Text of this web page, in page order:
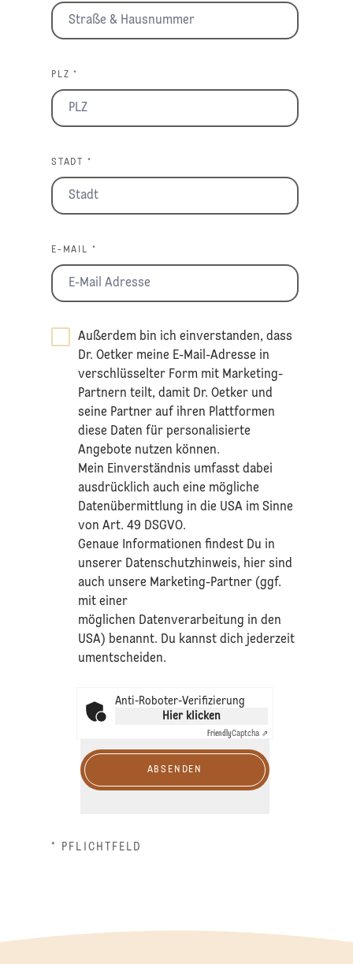
PLZ *
STADT *
E-MAIL *
Außerdem bin ich einverstanden, dass
Dr. Oetker meine E-Mail-Adresse in
verschlüsselter Form mit Marketing-
Partnern teilt, damit Dr. Oetker und
seine Partner auf ihren Plattformen
diese Daten für personalisierte
Angebote nutzen können.
Mein Einverständnis umfasst dabei
ausdrücklich auch eine mögliche
Datenübermittlung in die USA im Sinne
von Art. 49 DSGVO.​
​Genaue Informationen findest Du in
unserer Datenschutzhinweis, hier sind
auch unsere Marketing-Partner (ggf.
mit einer
möglichen Datenverarbeitung in den
USA) benannt. Du kannst dich jederzeit
umentscheiden.
Anti-Roboter-Verifizierung
Hier klicken
FriendlyCaptcha ⇗
ABSENDEN
* PFLICHTFELD